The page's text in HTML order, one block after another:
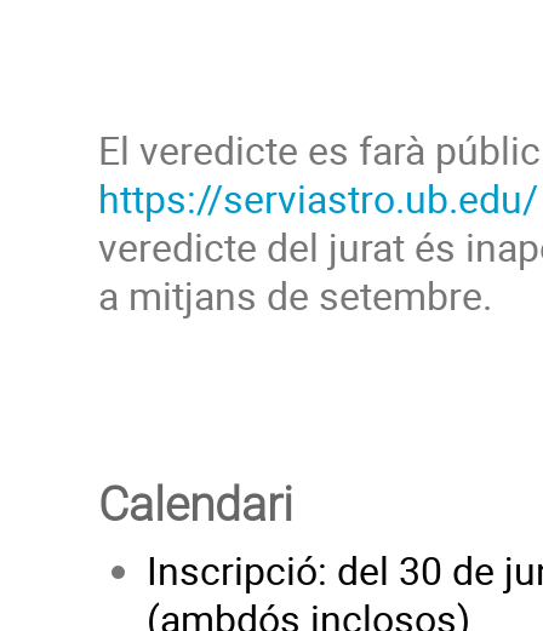
El veredicte es farà
https://serviastro.ub.edu/
veredicte del jurat és
a mitjans de setembre.
Calendari
Inscripció: del 30 de
(ambdós inclosos)